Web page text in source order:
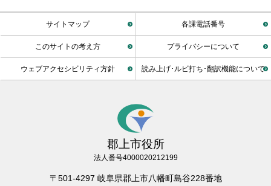
サイトマップ 各課電話番号
このサイトの考え方 プライバシーについて
ウェブアクセシビリティ方針 読み上げ･ルビ打ち･翻訳機能について
郡上市役所
法人番号4000020212199
〒501-4297 岐阜県郡上市八幡町島谷228番地